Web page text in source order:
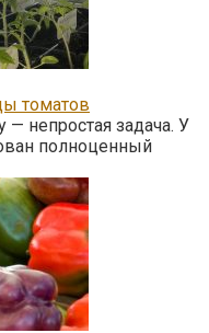
томатов
— непростая задача. У
полноценный